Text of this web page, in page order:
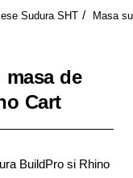
Sudura SHT Masa
masa de
Cart